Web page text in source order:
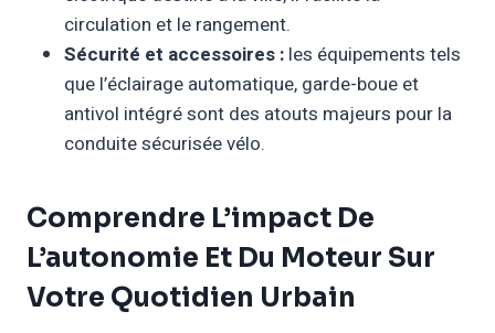
circulation et le rangement.
Sécurité et accessoires : les équipements tels
que l’éclairage automatique, garde-boue et
antivol intégré sont des atouts majeurs pour la
conduite sécurisée vélo.
Comprendre L’impact De
L’autonomie Et Du Moteur Sur
Votre Quotidien Urbain